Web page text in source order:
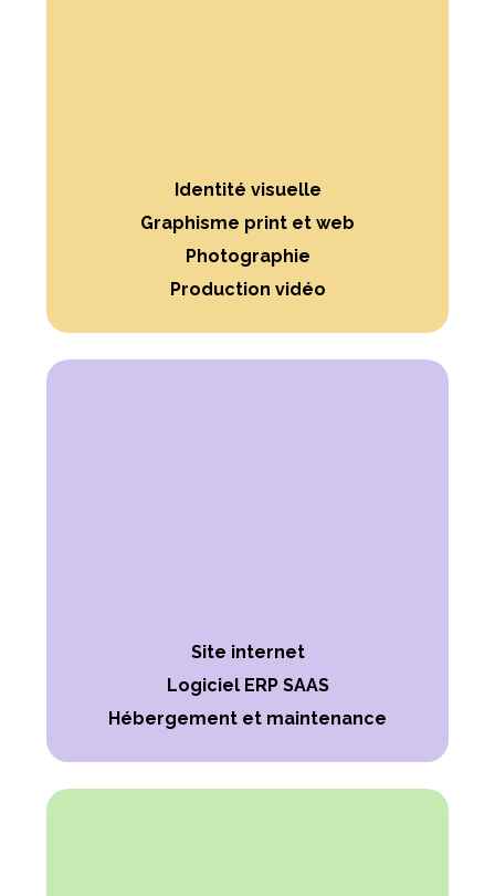
Identité visuelle
Graphisme print et web
Photographie
Production vidéo
Site internet
Logiciel ERP SAAS
Hébergement et maintenance